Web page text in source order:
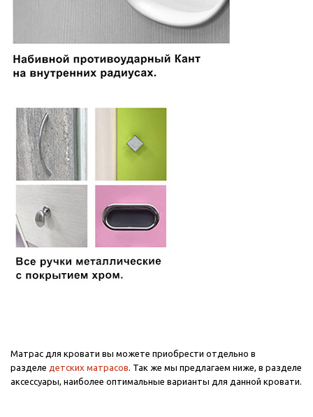
Матрас для кровати вы можете приобрести отдельно в
разделе детских матрасов. Так же мы предлагаем ниже, в разделе
аксессуары, наиболее оптимальные варианты для данной кровати.